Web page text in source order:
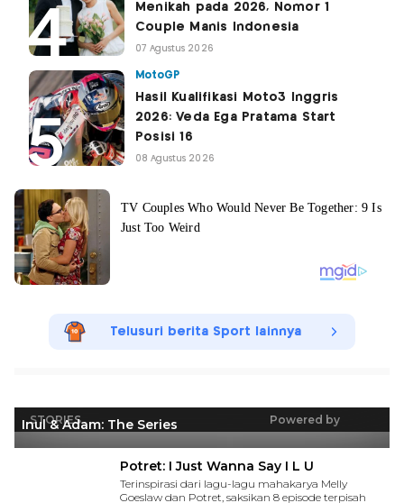
Menikah pada 2026, Nomor 1
Couple Manis Indonesia
07 Agustus 2026
MotoGP
Hasil Kualifikasi Moto3 Inggris
2026: Veda Ega Pratama Start
Posisi 16
08 Agustus 2026
Telusuri berita Sport lainnya